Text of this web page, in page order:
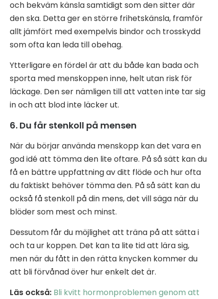
och bekväm känsla samtidigt som den sitter där
den ska. Detta ger en större frihetskänsla, framför
allt jämfört med exempelvis bindor och trosskydd
som ofta kan leda till obehag.
Ytterligare en fördel är att du både kan bada och
sporta med menskoppen inne, helt utan risk för
läckage. Den ser nämligen till att vatten inte tar sig
in och att blod inte läcker ut.
6. Du får stenkoll på mensen
När du börjar använda menskopp kan det vara en
god idé att tömma den lite oftare. På så sätt kan du
få en bättre uppfattning av ditt flöde och hur ofta
du faktiskt behöver tömma den. På så sätt kan du
också få stenkoll på din mens, det vill säga när du
blöder som mest och minst.
Dessutom får du möjlighet att träna på att sätta i
och ta ur koppen. Det kan ta lite tid att lära sig,
men när du fått in den rätta knycken kommer du
att bli förvånad över hur enkelt det är.
Läs också: Bli kvitt hormonproblemen genom att